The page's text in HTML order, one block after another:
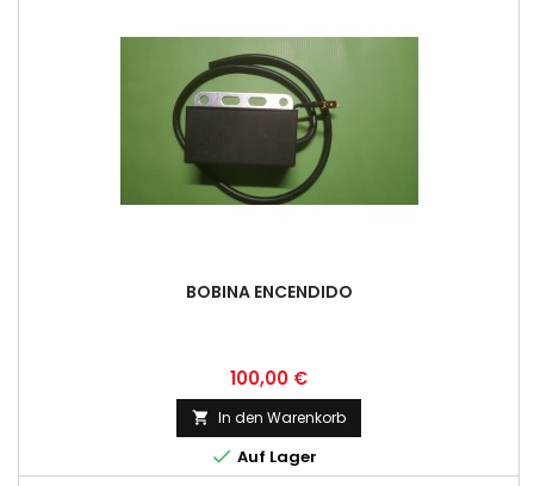
BOBINA ENCENDIDO
Preis
100,00 €
 In den Warenkorb
 Auf Lager